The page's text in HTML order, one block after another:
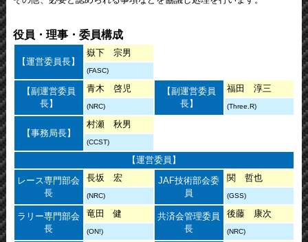
役員・理事・委員構成
【運営委員長】
嶽下 宗男
(FASC)
【副運営委員
長】
青木 啓児
【副運営委員
長】
福田 淳三
(NRC) (Three.R)
【事務局長】
村瀬 秋男
(CCST)
【運営委員】
レース専門部会
長
長坂 宏
JAF技術部会委
員
関 哲也
(NRC) (GSS)
ラリー専門部会
長
竜田 健
共済会管理委員
長
後藤 康次
(ON!) (NRC)